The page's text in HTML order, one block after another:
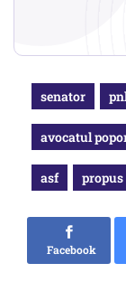
senator
avocatul
asf propus
Facebook